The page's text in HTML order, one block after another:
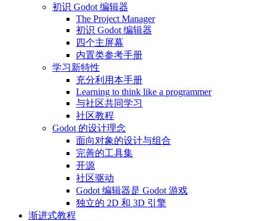
初识 Godot 编辑器
The Project Manager
初识 Godot 编辑器
四个主屏幕
内置类参考手册
学习新特性
充分利用本手册
Learning to think like a programmer
与社区共同学习
社区教程
Godot 的设计理念
面向对象的设计与组合
完善的工具集
开源
社区驱动
Godot 编辑器是 Godot 游戏
独立的 2D 和 3D 引擎
渐进式教程